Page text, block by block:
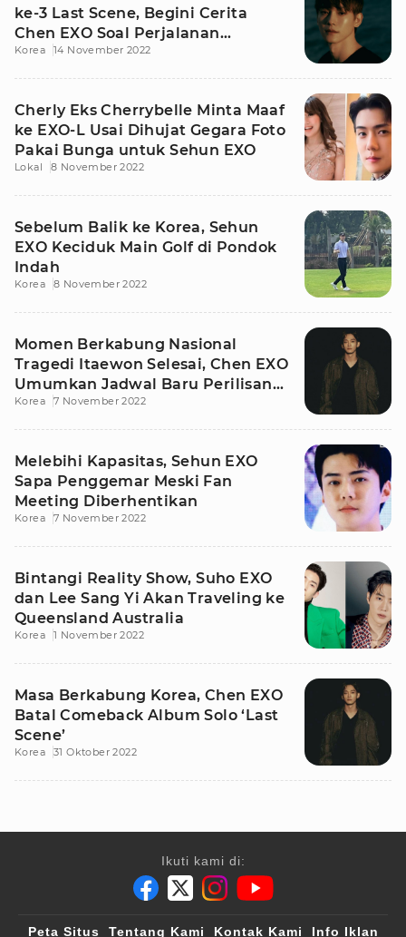
ke-3 Last Scene, Begini Cerita
Chen EXO Soal Perjalanan
Kariernya
Korea 14 November 2022
Cherly Eks Cherrybelle Minta Maaf
ke EXO-L Usai Dihujat Gegara Foto
Pakai Bunga untuk Sehun EXO
Lokal 8 November 2022
Sebelum Balik ke Korea, Sehun
EXO Keciduk Main Golf di Pondok
Indah
Korea 8 November 2022
Momen Berkabung Nasional
Tragedi Itaewon Selesai, Chen EXO
Umumkan Jadwal Baru Perilisan
Album Ke-3
Korea 7 November 2022
Melebihi Kapasitas, Sehun EXO
Sapa Penggemar Meski Fan
Meeting Diberhentikan
Korea 7 November 2022
Bintangi Reality Show, Suho EXO
dan Lee Sang Yi Akan Traveling ke
Queensland Australia
Korea 1 November 2022
Masa Berkabung Korea, Chen EXO
Batal Comeback Album Solo ‘Last
Scene’
Korea 31 Oktober 2022
Ikuti kami di:
Peta Situs Tentang Kami Kontak Kami Info Iklan